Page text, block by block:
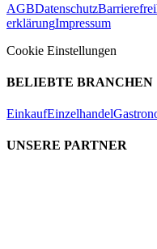
AGBDatenschutz
erklärungImpressum
Cookie Einstellungen
BELIEBTE BRANCHEN
EinkaufEinzelhandel
UNSERE PARTNER